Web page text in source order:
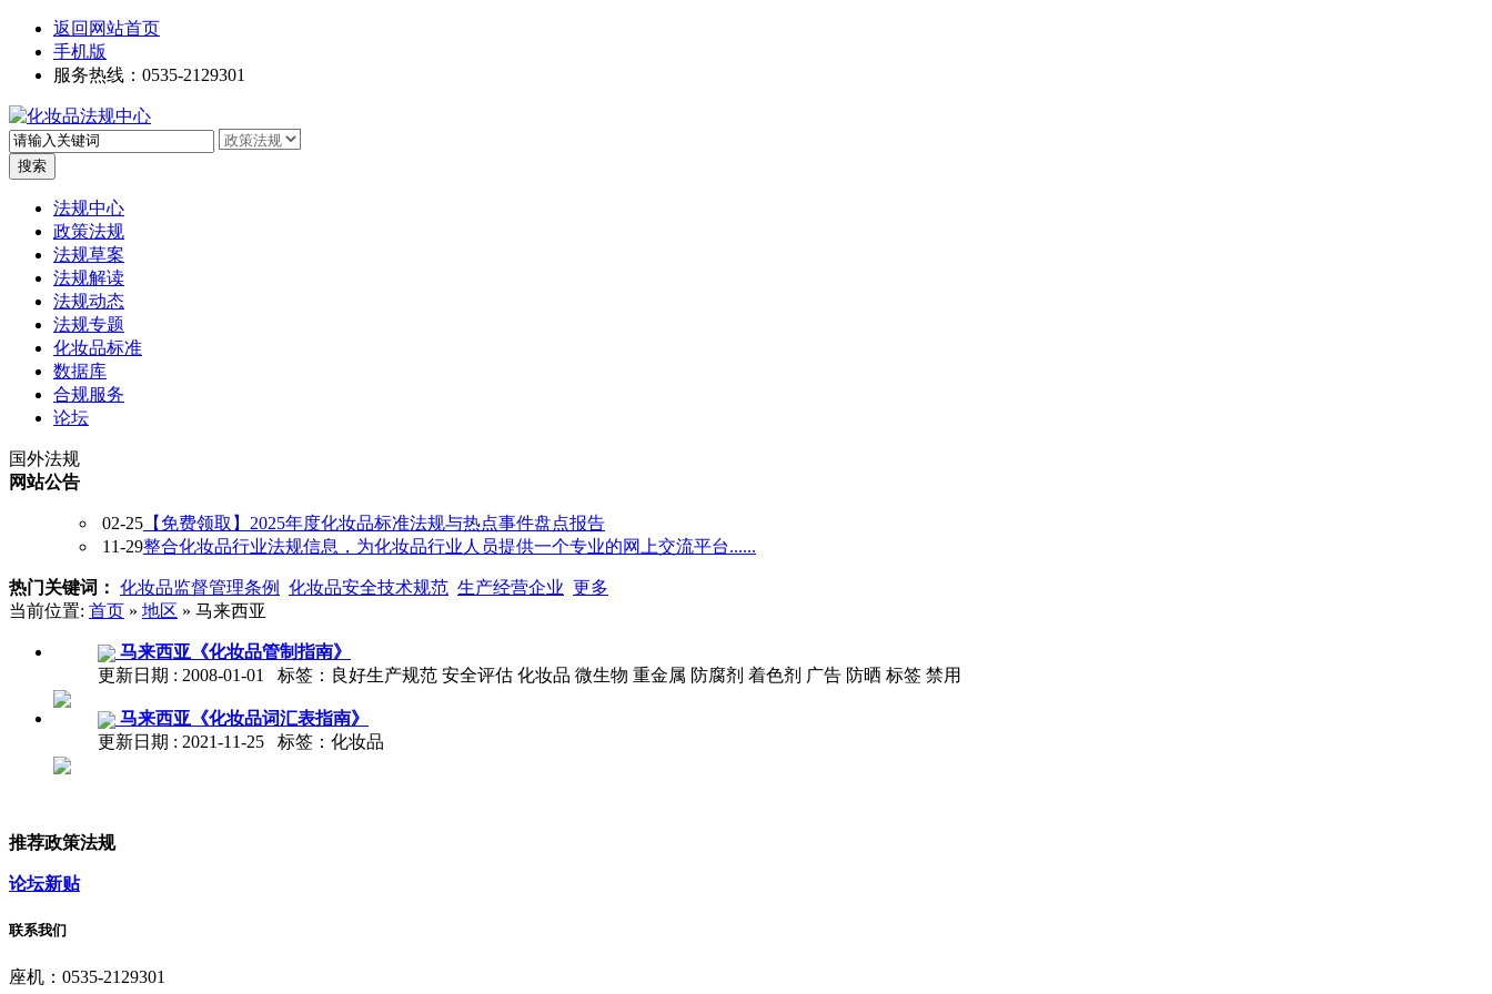
返回网站首页
手机版
服务热线：0535-2129301
法规中心
政策法规
法规草案
法规解读
法规动态
法规专题
化妆品标准
数据库
合规服务
论坛
国外法规
网站公告
02-25 【免费领取】2025年度化妆品标准法规与热点事件盘点报告
11-29整合化妆品行业法规信息，为化妆品行业人员提供一个专业的网上交流平台......
热门关键词： 化妆品监督管理条例 化妆品安全技术规范 生产经营企业 更多
当前位置: 首页 » 地区 » 马来西亚
马来西亚《化妆品管制指南》
更新日期 : 2008-01-01 标签：良好生产规范 安全评估 化妆品 微生物 重金属 防腐剂 着色剂 广告 防晒 标签 禁用
马来西亚《化妆品词汇表指南》
更新日期 : 2021-11-25 标签：化妆品
推荐政策法规
论坛新贴
联系我们
座机：0535-2129301